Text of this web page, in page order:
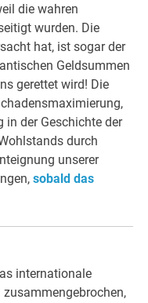
die wahren
wurden. Die
hat, ist sogar der
Geldsummen
gerettet wird! Die
in der Geschichte der
durch
unserer
sobald das
internationale